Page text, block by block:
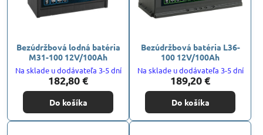
Bezúdržbová lodná batéria
M31-100 12V/100Ah
Na sklade u dodávateľa 3-5 dní
182,80 €
Do košíka
Bezúdržbová batéria L36-
100 12V/100Ah
Na sklade u dodávateľa 3-5 dní
189,20 €
Do košíka